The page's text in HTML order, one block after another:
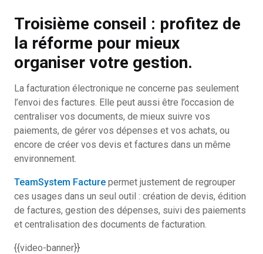
Troisième conseil : profitez de
la réforme pour mieux
organiser votre gestion.
La facturation électronique ne concerne pas seulement
l’envoi des factures. Elle peut aussi être l’occasion de
centraliser vos documents, de mieux suivre vos
paiements, de gérer vos dépenses et vos achats, ou
encore de créer vos devis et factures dans un même
environnement.
TeamSystem Facture permet justement de regrouper
ces usages dans un seul outil : création de devis, édition
de factures, gestion des dépenses, suivi des paiements
et centralisation des documents de facturation.
{{video-banner}}